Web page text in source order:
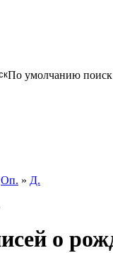
По умолчанию поиск
Оп. » Д.
о